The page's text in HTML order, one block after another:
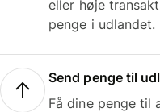
eller høje
penge i udlandet.
Send penge til
Få dine penge